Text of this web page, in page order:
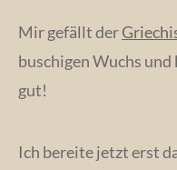
Mir gefällt der
buschigen Wuchs
gut!
Ich bereite jetzt erst